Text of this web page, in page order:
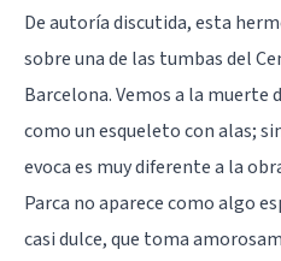
De autoría discutida, esta
sobre una de las tumbas del
Barcelona. Vemos a la muerte
como un esqueleto con alas;
evoca es muy diferente a la
Parca no aparece como algo
casi dulce, que toma